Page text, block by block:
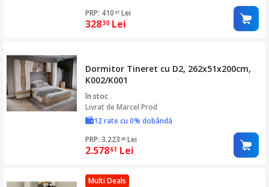
PRP: 410 37 Lei
32830 Lei
Dormitor Tineret cu D2, 262x51x200cm,
K002/K001
în stoc
Livrat deMarcel Prod
12 rate cu 0% dobândă
PRP: 3.223 26 Lei
2.57861 Lei
Multi Deals